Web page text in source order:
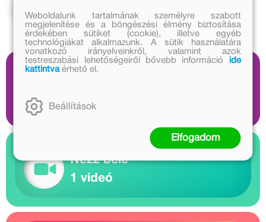
Nézz bele
1 videó
Weboldalunk tartalmának személyre szabott
megjelenítése és a böngészési élmény biztosítása
érdekében sütiket (cookie), illetve egyéb
technológiákat alkalmazunk. A sütik használatára
vonatkozó irányelveinkről, valamint azok
testreszabási lehetőségeiről bővebb információ
ide
kattintvaérhető el.
Beállítások
Elfogadom